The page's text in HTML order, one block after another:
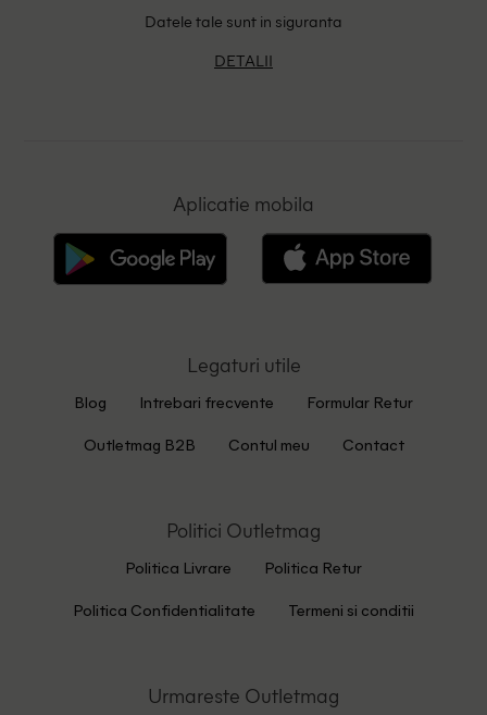
Datele tale sunt in siguranta
DETALII
Aplicatie mobila
Legaturi utile
Blog Intrebari frecvente Formular Retur
Outletmag B2B Contul meu Contact
Politici Outletmag
Politica Livrare Politica Retur
Politica Confidentialitate Termeni si conditii
Urmareste Outletmag